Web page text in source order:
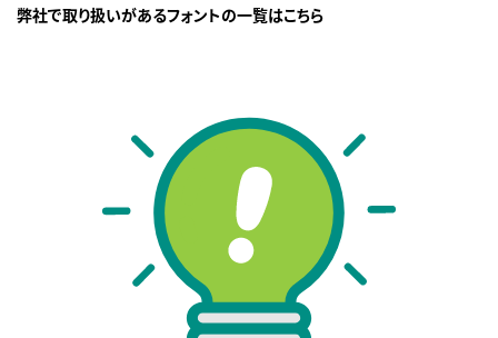
弊社で取り扱いがあるフォントの一覧はこちら